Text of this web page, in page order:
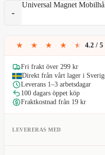
Universal Magnet
★ ★ ★ ★ ★ 4.2 / 5
Fri frakt över 299 kr
Direkt från vårt lager i
Leverans 1–3 arbetsdagar
100 dagars öppet köp
Fraktkostnad från 19 kr
LEVERERAS MED